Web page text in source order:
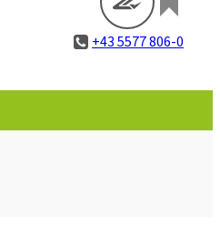
+43 5577 806-0